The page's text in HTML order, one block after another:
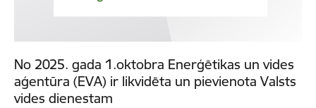
No 2025. gada 1.oktobra Enerģētikas un vides
aģentūra (EVA) ir likvidēta un pievienota Valsts
vides dienestam